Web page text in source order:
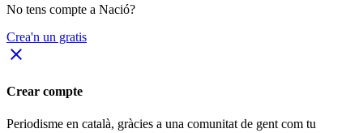
No tens compte a Nació?
Crea'n un gratis
close
Crear compte
Periodisme en català, gràcies a una comunitat de gent com tu